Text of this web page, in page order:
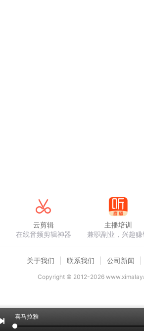
喜马拉雅
云剪辑
在线音频剪辑神器
主播培训
兼职副业，兴趣赚
关于我们 联系我们 公司新闻
Copyright © 2012-2026